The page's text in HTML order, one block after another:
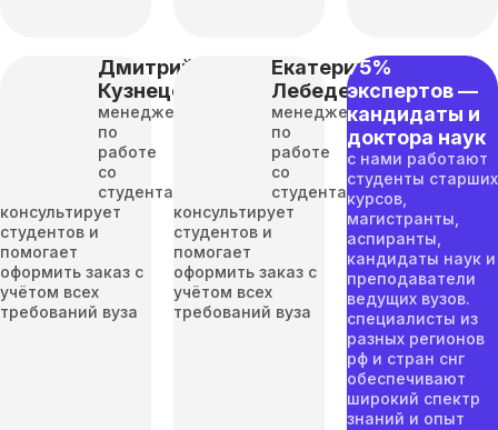
Дмитрий
Кузнецов
менеджер
по
работе
со
студентами
консультирует
студентов и
помогает
оформить заказ с
учётом всех
требований вуза
Екатерина
Лебедева
менеджер
по
работе
со
студентами
консультирует
студентов и
помогает
оформить заказ с
учётом всех
требований вуза
75%
экспертов —
кандидаты и
доктора наук
с нами работают
студенты старших
курсов,
магистранты,
аспиранты,
кандидаты наук и
преподаватели
ведущих вузов.
специалисты из
разных регионов
рф и стран снг
обеспечивают
широкий спектр
знаний и опыт